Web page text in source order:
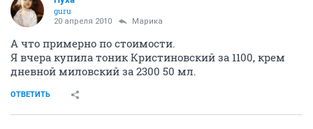
20 апреля 2010
мне очень нравится израильская косметика Фреш
Лук (кто производитель, сейчас не вспомню).
Последний раз покупала в ЦУМе крем дневной с УФ-
фильтрами и эксфолиант, оба продукта хороши.
ОТВЕТИТЬ